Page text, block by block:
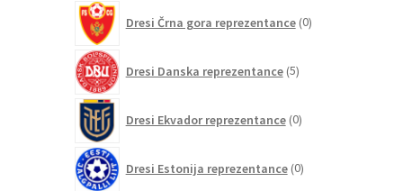
Dresi Črna gora reprezentance 0izdelkov
Dresi Danska reprezentance 5izdelkov
Dresi Ekvador reprezentance 0izdelkov
Dresi Estonija reprezentance 0izdelkov